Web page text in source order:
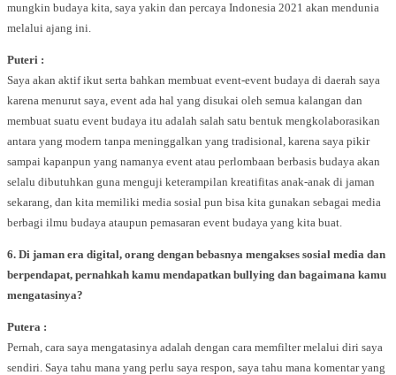
mungkin budaya kita, saya yakin dan percaya Indonesia 2021 akan mendunia
melalui ajang ini.
Puteri :
Saya akan aktif ikut serta bahkan membuat event-event budaya di daerah saya
karena menurut saya, event ada hal yang disukai oleh semua kalangan dan
membuat suatu event budaya itu adalah salah satu bentuk mengkolaborasikan
antara yang modern tanpa meninggalkan yang tradisional, karena saya pikir
sampai kapanpun yang namanya event atau perlombaan berbasis budaya akan
selalu dibutuhkan guna menguji keterampilan kreatifitas anak-anak di jaman
sekarang, dan kita memiliki media sosial pun bisa kita gunakan sebagai media
berbagi ilmu budaya ataupun pemasaran event budaya yang kita buat.
6. Di jaman era digital, orang dengan bebasnya mengakses sosial media dan
berpendapat, pernahkah kamu mendapatkan bullying dan bagaimana kamu
mengatasinya?
Putera :
Pernah, cara saya mengatasinya adalah dengan cara memfilter melalui diri saya
sendiri. Saya tahu mana yang perlu saya respon, saya tahu mana komentar yang